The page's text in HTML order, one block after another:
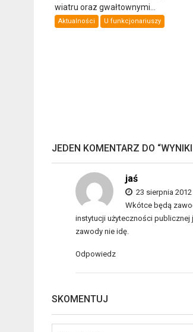
wiatru oraz gwałtownymi...
Aktualności U funkcjonariuszy
JEDEN KOMENTARZ DO “
jaś
23 sierpnia
Wkótce będą
instytucji użyteczności publicznej
zawody nie idę.
Odpowiedz
SKOMENTUJ